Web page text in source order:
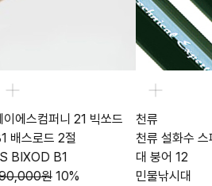
천류
천류 설화수 스페셜 3 민장
대 붕어 12
민물낚시대
미라클피
천후 민물
[
10,000원